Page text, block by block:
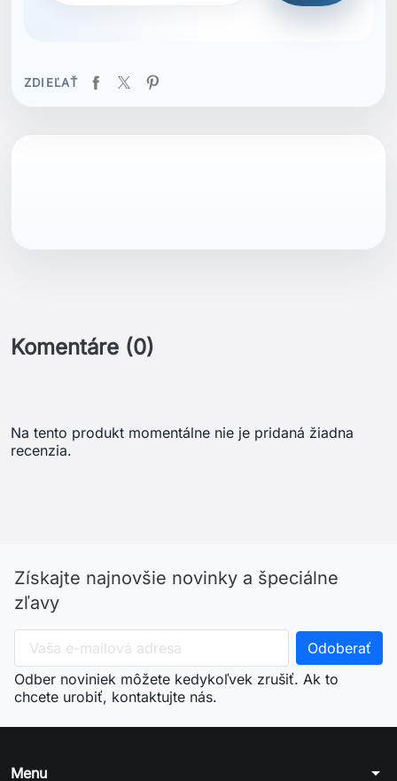
ZDIEĽAŤ
Komentáre (0)
Na tento produkt momentálne nie je pridaná žiadna
recenzia.
Získajte najnovšie novinky a špeciálne
zľavy
Odber noviniek môžete kedykoľvek zrušiť. Ak to
chcete urobiť, kontaktujte nás.
Menu arrow_drop_down